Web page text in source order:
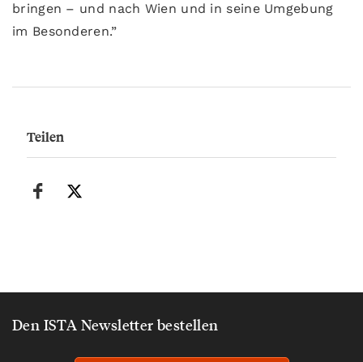
bringen – und nach Wien und in seine Umgebung
im Besonderen.”
Teilen
Den ISTA Newsletter bestellen